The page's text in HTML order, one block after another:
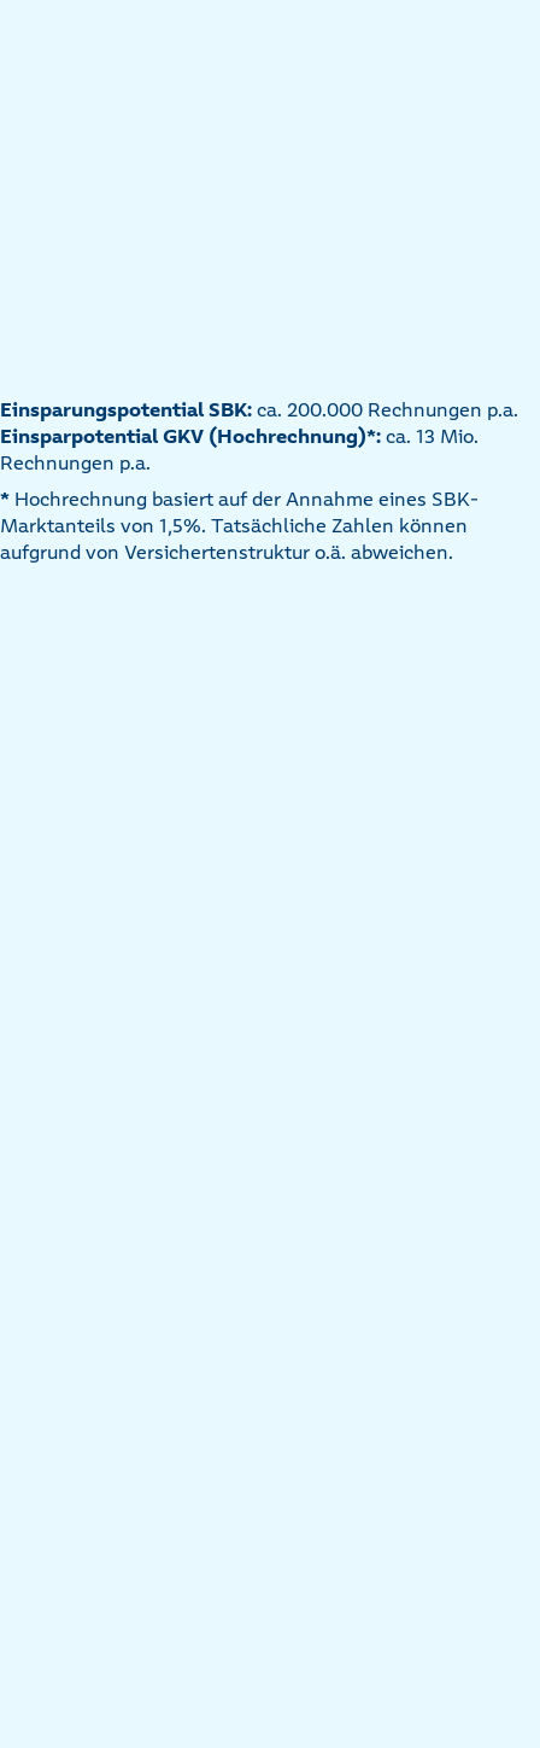
Einsparungspotential SBK: ca. 200.000 Rechnungen p.a.
Einsparpotential GKV (Hochrechnung)*: ca. 13 Mio.
Rechnungen p.a.
* Hochrechnung basiert auf der Annahme eines SBK-
Marktanteils von 1,5%. Tatsächliche Zahlen können
aufgrund von Versichertenstruktur o.ä. abweichen.